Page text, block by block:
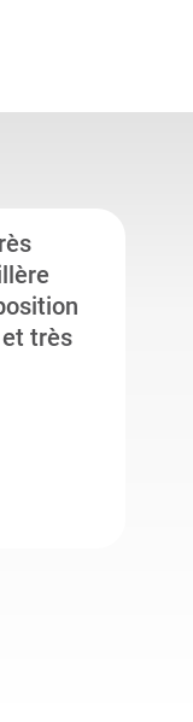
et très